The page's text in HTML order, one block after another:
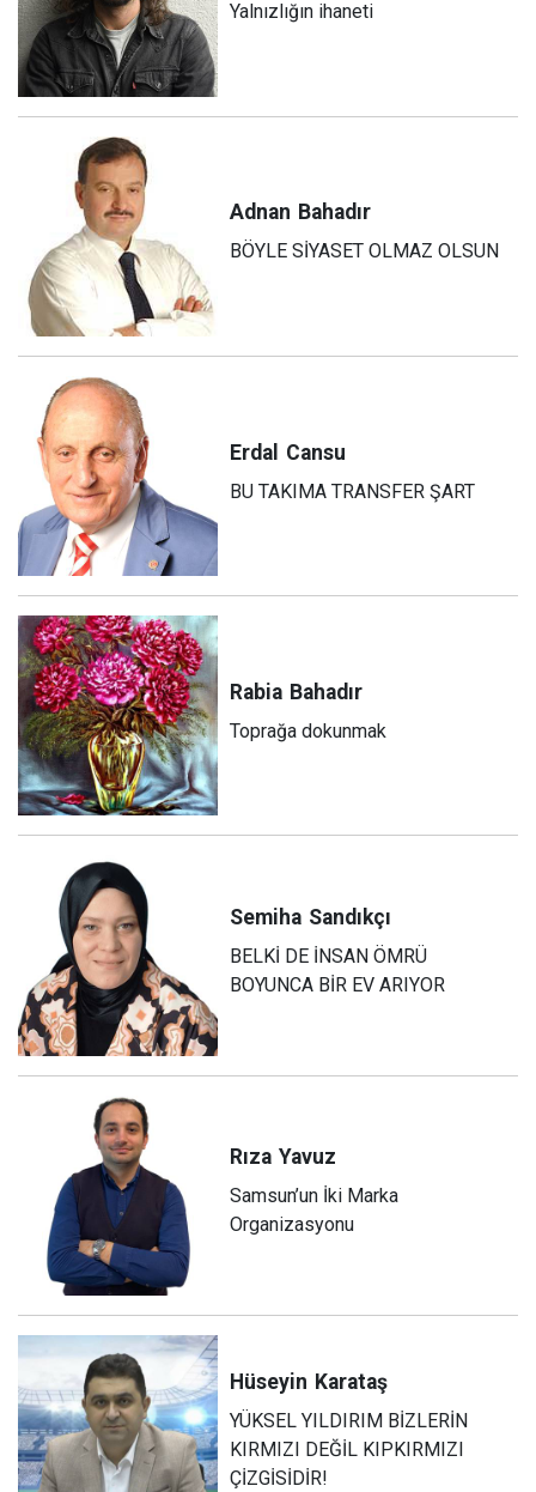
Yalnızlığın ihaneti
Adnan Bahadır
BÖYLE SİYASET OLMAZ OLSUN
Erdal Cansu
BU TAKIMA TRANSFER ŞART
Rabia Bahadır
Toprağa dokunmak
Semiha Sandıkçı
BELKİ DE İNSAN ÖMRÜ
BOYUNCA BİR EV ARIYOR
Rıza Yavuz
Samsun’un İki Marka
Organizasyonu
Hüseyin Karataş
YÜKSEL YILDIRIM BİZLERİN
KIRMIZI DEĞİL KIPKIRMIZI
ÇİZGİSİDİR!